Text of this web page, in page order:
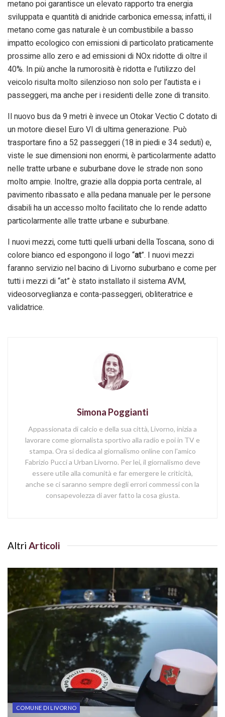
metano poi garantisce un elevato rapporto tra energia
sviluppata e quantità di anidride carbonica emessa; infatti, il
metano come gas naturale è un combustibile a basso
impatto ecologico con emissioni di particolato praticamente
prossime allo zero e ad emissioni di NOx ridotte di oltre il
40%. In più anche la rumorosità è ridotta e l’utilizzo del
veicolo risulta molto silenzioso non solo per l’autista e i
passeggeri, ma anche per i residenti delle zone di transito.
Il nuovo bus da 9 metri è invece un Otokar Vectio C dotato di
un motore diesel Euro VI di ultima generazione. Può
trasportare fino a 52 passeggeri (18 in piedi e 34 seduti) e,
viste le sue dimensioni non enormi, è particolarmente adatto
nelle tratte urbane e suburbane dove le strade non sono
molto ampie. Inoltre, grazie alla doppia porta centrale, al
pavimento ribassato e alla pedana manuale per le persone
disabili ha un accesso molto facilitato che lo rende adatto
particolarmente alle tratte urbane e suburbane.
I nuovi mezzi, come tutti quelli urbani della Toscana, sono di
colore bianco ed espongono il logo “at”. I nuovi mezzi
faranno servizio nel bacino di Livorno suburbano e come per
tutti i mezzi di “at” è stato installato il sistema AVM,
videosorveglianza e conta-passeggeri, obliteratrice e
validatrice.
Simona Poggianti
Appassionata di calcio e della sua città, Livorno, inizia a
lavorare come giornalista sportivo alla radio e poi in TV e
stampa. Ora si dedica al giornalismo online con l'amico
Fabrizio Pucci a Urban Livorno. Per lei, il giornalismo deve
essere utile alla comunità e far emergere le criticità,
anche se ci saranno sempre degli errori commessi con la
consapevolezza di aver fatto la cosa giusta.
Altri Articoli
COMUNE DI LIVORNO